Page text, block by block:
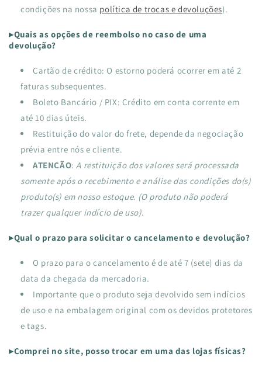
condições na nossa política de trocas e devoluções).
▸Quais as opções de reembolso no caso de uma
devolução?
Cartão de crédito: O estorno poderá ocorrer em até 2
faturas subsequentes.
Boleto Bancário / PIX: Crédito em conta corrente em
até 10 dias úteis.
Restituição do valor do frete, depende da negociação
prévia entre nós e cliente.
ATENÇÃO:A restituição dos valores será processada
somente após o recebimento e análise das condições do(s)
produto(s) em nosso estoque. (O produto não poderá
trazer qualquer indício de uso).
▸Qual o prazo para solicitar o cancelamento e devolução?
O prazo para o cancelamento é de até 7 (sete) dias da
data da chegada da mercadoria.
Importante que o produto seja devolvido sem indícios
de uso e na embalagem original com os devidos protetores
e tags.
▸Comprei no site, posso trocar em uma das lojas físicas?